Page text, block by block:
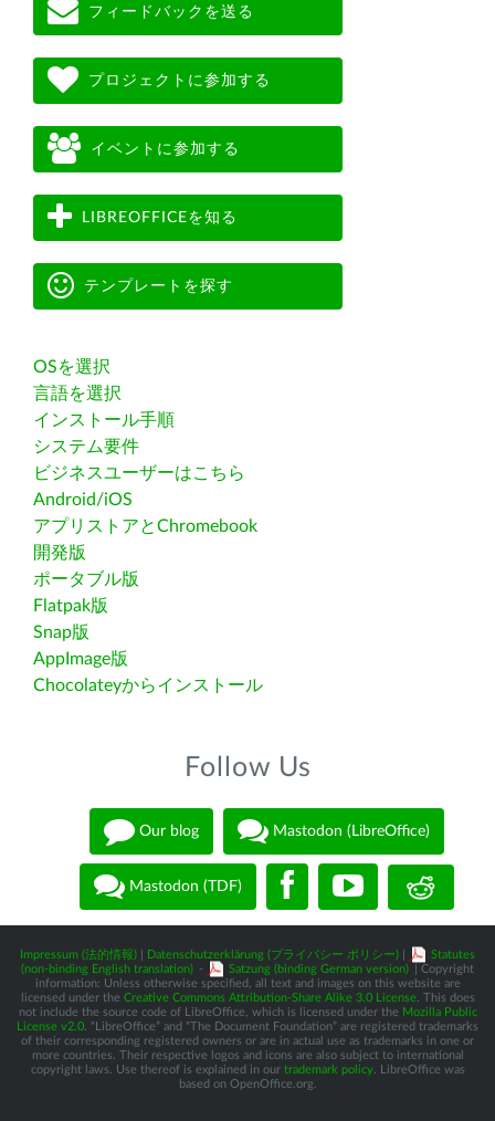
フィードバックを送る
プロジェクトに参加する
イベントに参加する
LIBREOFFICEを知る
テンプレートを探す
OSを選択
言語を選択
インストール手順
システム要件
ビジネスユーザーはこちら
Android/iOS
アプリストアとChromebook
開発版
ポータブル版
Flatpak版
Snap版
AppImage版
Chocolateyからインストール
Follow Us
Our blog Mastodon (LibreOffice)
Mastodon (TDF)
Impressum (法的情報) Datenschutzerklärung (プライバシー ポリシー)
Statutes
(non-binding English translation) - Satzung (binding German version)
| Copyright
information: Unless otherwise specified, all text and images on this website are
licensed under the Creative Commons Attribution-Share Alike 3.0 License. This does
not include the source code of LibreOffice, which is licensed under the Mozilla Public
License v2.0 . “LibreOffice” and “The Document Foundation” are registered trademarks
of their corresponding registered owners or are in actual use as trademarks in one or
more countries. Their respective logos and icons are also subject to international
copyright laws. Use thereof is explained in our trademark policy. LibreOffice was
based on OpenOffice.org.